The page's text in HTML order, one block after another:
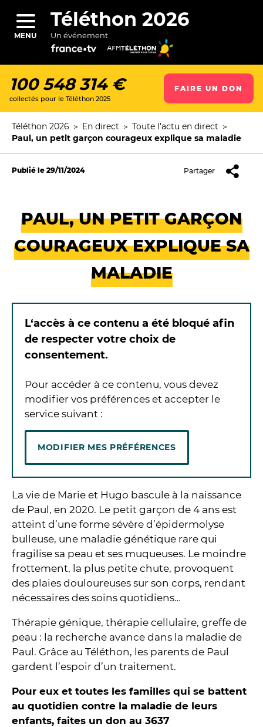
contenu
principal
MENU
Téléthon 2026
Un événement
100 548 314 €
collectés pour le Téléthon 2025
FAIRE UN DON
Fil
d'Ariane
Téléthon 2026 En direct
Toute l'actu en direct
Paul, un petit garçon courageux explique sa maladie
Publié le 29/11/2024 Partager
PAUL, UN PETIT GARÇON
COURAGEUX EXPLIQUE SA
MALADIE
L‘accès à ce contenu a été bloqué afin
de respecter votre choix de
consentement.
Pour accéder à ce contenu, vous devez
modifier vos préférences et accepter le
service suivant :
MODIFIER MES PRÉFÉRENCES
La vie de Marie et Hugo bascule à la naissance
de Paul, en 2020. Le petit garçon de 4 ans est
atteint d’une forme sévère d’épidermolyse
bulleuse, une maladie génétique rare qui
fragilise sa peau et ses muqueuses. Le moindre
frottement, la plus petite chute, provoquent
des plaies douloureuses sur son corps, rendant
nécessaires des soins quotidiens…
Thérapie génique, thérapie cellulaire, greffe de
peau : la recherche avance dans la maladie de
Paul. Grâce au Téléthon, les parents de Paul
gardent l’espoir d’un traitement.
Pour eux et toutes les familles qui se battent
au quotidien contre la maladie de leurs
enfants, faites un don au 3637